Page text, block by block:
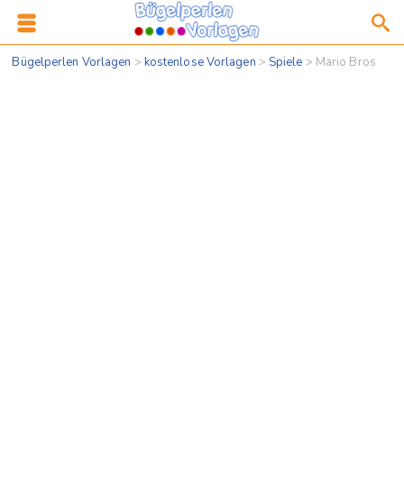
Bügelperlen Vorlagen > kostenlose Vorlagen > Spiele > Mario Bros